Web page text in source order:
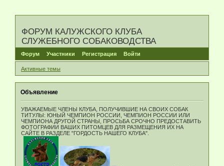
ФОРУМ КАЛУЖСКОГО КЛУБА
СЛУЖЕБНОГО СОБАКОВОДСТВА
Форум Участники Регистрация Войти
Активные темы
Объявление
УВАЖАЕМЫЕ ЧЛЕНЫ КЛУБА, ПОЛУЧИВШИЕ НА СВОИХ СОБАК
ТИТУЛЫ: ЮНЫЙ ЧЕМПИОН РОССИИ, ЧЕМПИОН РОССИИ ИЛИ
ЧЕМПИОНА ДРУГОЙ СТРАНЫ, ПРОСЬБА СРОЧНО ПРЕДОСТАВИТЬ
ФОТОГРАФИИ ВАШИХ ПИТОМЦЕВ ДЛЯ РАЗМЕЩЕНИЯ ИХ НА
САЙТЕ В РАЗДЕЛЕ "ГОРДОСТЬ НАШЕГО КЛУБА".